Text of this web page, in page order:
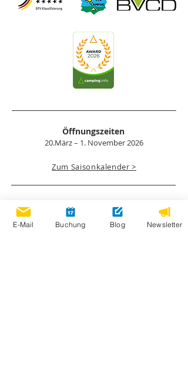
Öffnungszeiten
20.März – 1. November 2026
Zum Saisonkalender >
Bewertungen
E-Mail Buchung Blog Newsletter